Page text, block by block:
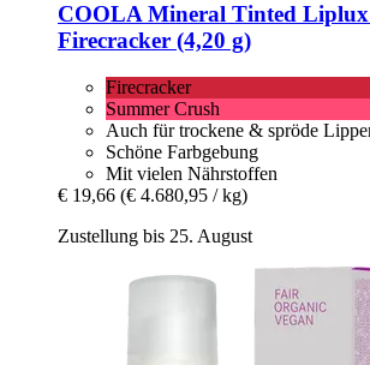
COOLA Mineral Tinted Liplux
Firecracker (4,20 g)
Firecracker
Summer Crush
Auch für trockene & spröde
Schöne Farbgebung
Mit vielen Nährstoffen
€ 19,66 (€ 4.680,95 / kg)
Zustellung bis 25. August